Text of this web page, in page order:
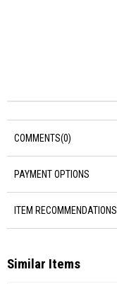
COMMENTS(0)
PAYMENT OPTIONS
ITEM RECOMMENDATIONS
Similar Items